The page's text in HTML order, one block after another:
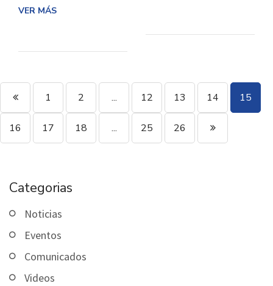
VER MÁS
1 2 ... 12 13 14 15
16 17 18 ... 25 26
Categorias
Noticias
Eventos
Comunicados
Videos